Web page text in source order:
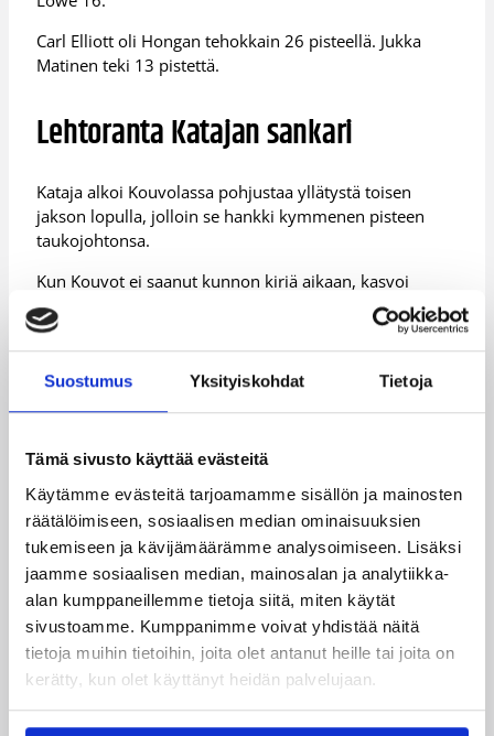
Suostumus Yksityiskohdat Tietoja
Tämä sivusto käyttää evästeitä
Käytämme evästeitä tarjoamamme sisällön ja mainosten
räätälöimiseen, sosiaalisen median ominaisuuksien
tukemiseen ja kävijämäärämme analysoimiseen. Lisäksi
jaamme sosiaalisen median, mainosalan ja analytiikka-
alan kumppaneillemme tietoja siitä, miten käytät
sivustoamme. Kumppanimme voivat yhdistää näitä
tietoja muihin tietoihin, joita olet antanut heille tai joita on
kerätty, kun olet käyttänyt heidän palvelujaan.
Carl Elliott oli Hongan tehokkain 26 pisteellä. Jukka
Matinen teki 13 pistettä.
Lehtoranta Katajan sankari
Kataja alkoi Kouvolassa pohjustaa yllätystä toisen
jakson lopulla, jolloin se hankki kymmenen pisteen
taukojohtonsa.
Kun Kouvot ei saanut kunnon kiriä aikaan, kasvoi
Katajan johto päätösjakson alussa ratkaisevasti jo 20
pisteeseen.
– Puolustuspelimme oli hyvää läpi pelin emmekä
päästäneet Kouvoja helppoihin heittopaikkoihin.
Toisessa päässä saimme pallon hyvin liikkeelle ja
voitonavaimet Katajan valmentaja Pekka Salminen.
Katajan sankariksi nousi 31 pistettä ja 14 levypalloa
kahminut Sami Lehtoranta. Kristian Clarkson säesti 25
pisteellä.
Kouvojen tehoparin muodostivat Ajene Moye 27:llä ja
Kyle Shiloh 22 pisteellä.
(STT)